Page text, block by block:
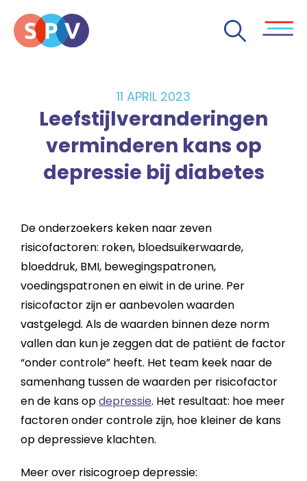
11 APRIL 2023
Leefstijlveranderingen
verminderen kans op
depressie bij diabetes
De onderzoekers keken naar zeven
risicofactoren: roken, bloedsuikerwaarde,
bloeddruk, BMI, bewegingspatronen,
voedingspatronen en eiwit in de urine. Per
risicofactor zijn er aanbevolen waarden
vastgelegd. Als de waarden binnen deze norm
vallen dan kun je zeggen dat de patiënt de factor
“onder controle” heeft. Het team keek naar de
samenhang tussen de waarden per risicofactor
en de kans opdepressie. Het resultaat: hoe meer
factoren onder controle zijn, hoe kleiner de kans
op depressieve klachten.
Meer over risicogroep depressie: